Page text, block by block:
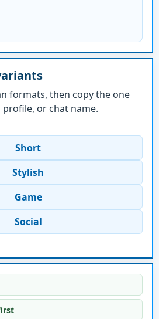
formats, then copy the one
or chat name.
Short
Stylish
Game
Social